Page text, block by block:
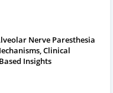
Nerve Paresthesia
Clinical
Insights